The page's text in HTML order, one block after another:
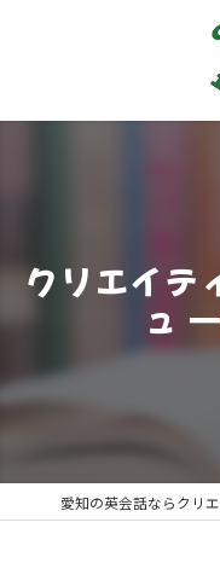
クリエイテ
ュ